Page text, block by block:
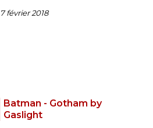
7 février 2018
Batman - Gotham by
Gaslight